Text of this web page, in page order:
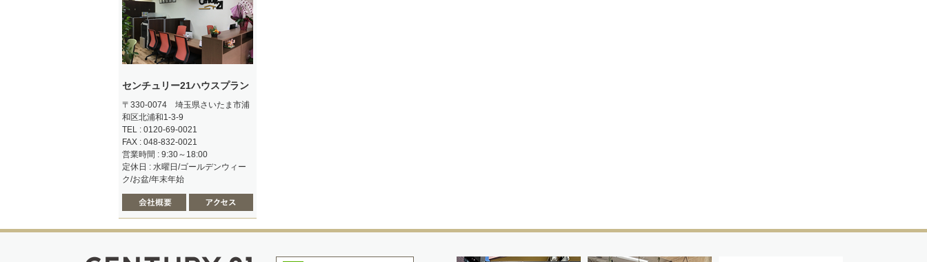
センチュリー21ハウスプラン
〒330-0074 埼玉県さいたま市浦
和区北浦和1-3-9
TEL : 0120-69-0021
FAX : 048-832-0021
営業時間 : 9:30～18:00
定休日 : 水曜日/ゴールデンウィー
ク/お盆/年末年始